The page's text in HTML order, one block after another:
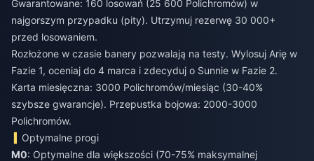
Gwarantowane: 160 losowań (25 600 Polichromów) w
najgorszym przypadku (pity). Utrzymuj rezerwę 30 000+
przed losowaniem.
Rozłożone w czasie banery pozwalają na testy. Wylosuj Arię w
Fazie 1, oceniaj do 4 marca i zdecyduj o Sunnie w Fazie 2.
Karta miesięczna: 3000 Polichromów/miesiąc (30-40%
szybsze gwarancje). Przepustka bojowa: 2000-3000
Polichromów.
Optymalne progi
M0: Optymalne dla większości (70-75% maksymalnej